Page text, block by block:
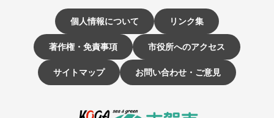
個人情報について リンク集
著作権・免責事項 市役所へのアクセス
サイトマップ お問い合わせ・ご意見